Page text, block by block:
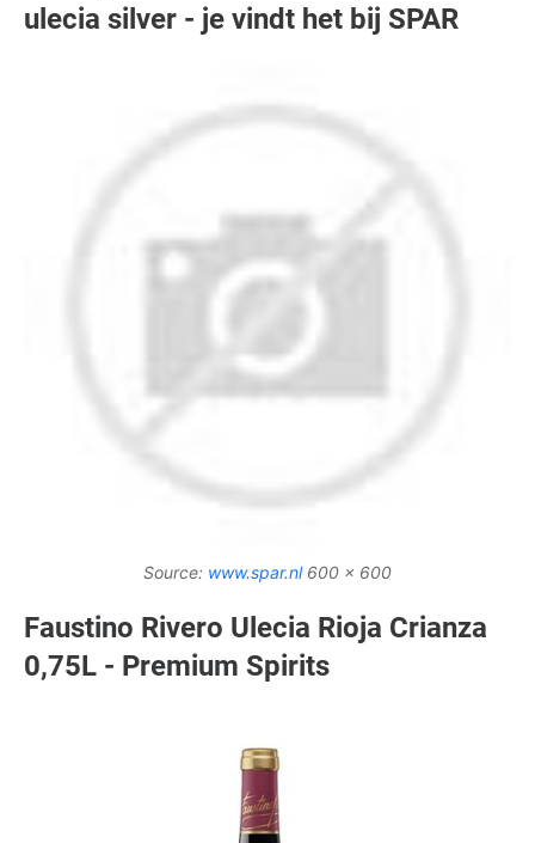
ulecia silver - je vindt het bij SPAR
Source: www.spar.nl600 x 600
Faustino Rivero Ulecia Rioja Crianza
0,75L - Premium Spirits